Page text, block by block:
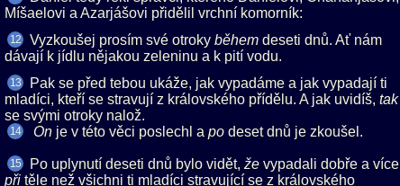
Míšaelovi a Azarjášovi přidělil vrchní komorník:
12 Vyzkoušej prosím své otroky
deseti dnů. Ať nám
dávají k jídlu nějakou zeleninu a k pití vodu.
13
Pak se před tebou ukáže, jak vypadáme a jak vypadají ti
mladíci, kteří se stravují z královského přídělu. A jak uvidíš,
se svými otroky nalož.
14 je v této věci poslechl a deset dnů je zkoušel.
15 Po uplynutí deseti dnů bylo vidět,
vypadali dobře a více
těle než všichni ti mladíci stravující se z královského